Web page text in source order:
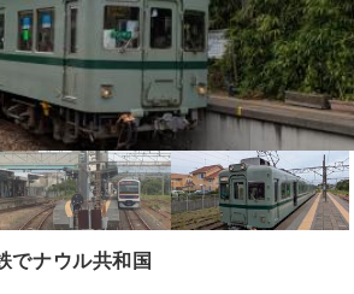
でナウル共和国